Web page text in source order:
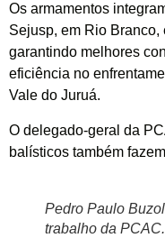
Os armamentos
Sejusp, em Rio
garantindo melhores
eficiência no
Vale do Juruá.
O delegado-geral da
balísticos também
Pedro Paulo
trabalho da